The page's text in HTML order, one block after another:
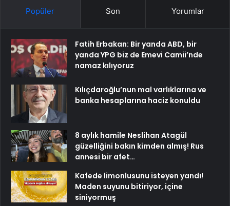
Popüler Son Yorumlar
Fatih Erbakan: Bir yanda ABD, bir
yanda YPG biz de Emevi Camii’nde
namaz kılıyoruz
Kılıçdaroğlu’nun mal varlıklarına ve
banka hesaplarına haciz konuldu
8 aylık hamile Neslihan Atagül
güzelliğini bakın kimden almış! Rus
annesi bir afet…
Kafede limonlusunu isteyen yandı!
Maden suyunu bitiriyor, içine
siniyormuş